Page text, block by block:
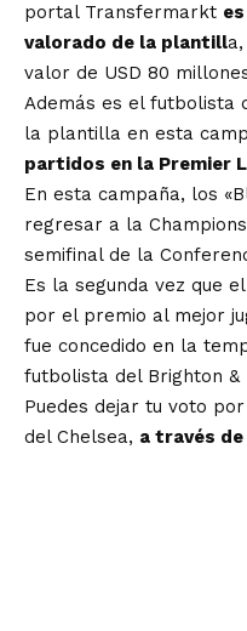
portal Transfermarkt
valorado de la plantill
valor de USD 80
Además es el futbolista
la plantilla en esta
partidos en la Premier
En esta campaña, los
regresar a la
semifinal de la
Es la segunda vez que
por el premio al mejor
fue concedido en la
futbolista del Brighton &
Puedes dejar tu voto
del Chelsea, a través